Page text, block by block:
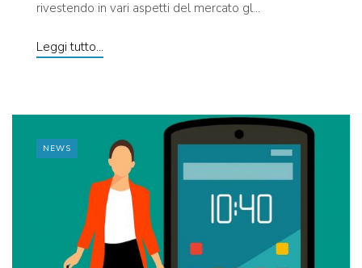
rivestendo in vari aspetti del mercato gl...
Leggi tutto...
NEWS